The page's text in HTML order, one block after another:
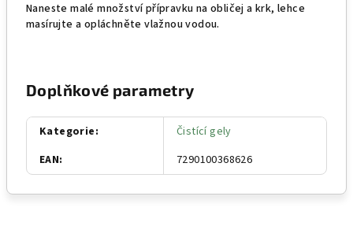
Naneste malé množství přípravku na obličej a krk, lehce
masírujte a opláchněte vlažnou vodou.
Doplňkové parametry
Kategorie:
Čistící gely
EAN: 7290100368626